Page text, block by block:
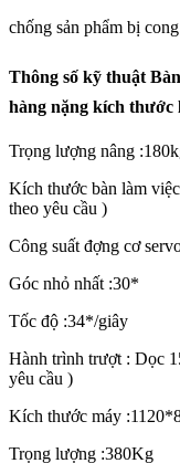
chống sản phẩm bị
Thông số kỹ thuật
hàng nặng kích
Trọng lượng nâng
Kích thước bàn làm
theo yêu cầu )
Công suất đợng cơ
Góc nhỏ nhất :30*
Tốc độ :34*/giây
Hành trình trượt : Dọc
yêu cầu )
Kích thước máy
Trọng lượng :380Kg